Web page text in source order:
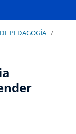
PEDAGOGÍA /